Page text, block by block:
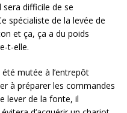
sera difficile de se
spécialiste de la levée de
et ça, ça a du poids
t-elle.
mutée à l’entrepôt
à préparer les commandes
lever de la fonte, il